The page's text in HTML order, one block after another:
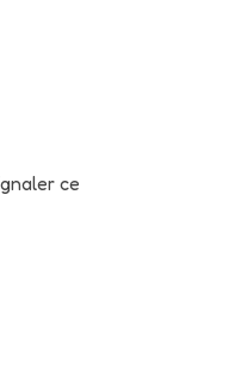
ce